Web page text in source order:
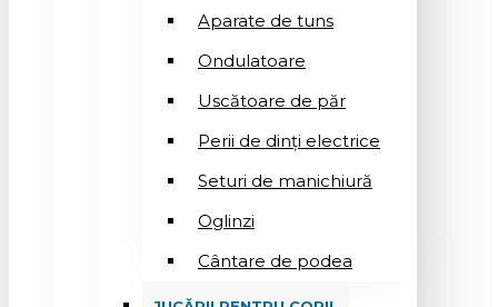
Aparate de tuns
Ondulatoare
Uscătoare de păr
Perii de dinți electrice
Seturi de manichiură
Oglinzi
Cântare de podea